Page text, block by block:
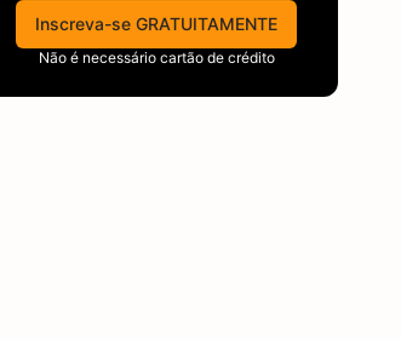
Inscreva-se GRATUITAMENTE
Não é necessário cartão de crédito